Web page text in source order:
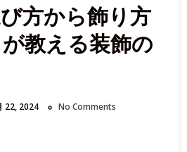
び
に
迷
目
方から飾り方
教える装飾の
22, 2024 No Comments